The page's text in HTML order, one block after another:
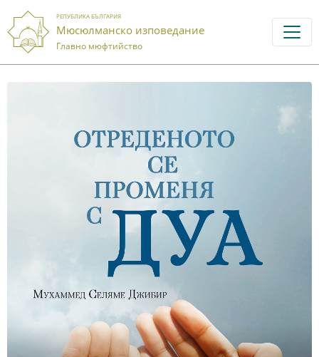
РЕПУБЛИКА БЪЛГАРИЯ
Мюсюлманско изповедание
Главно мюфтийство